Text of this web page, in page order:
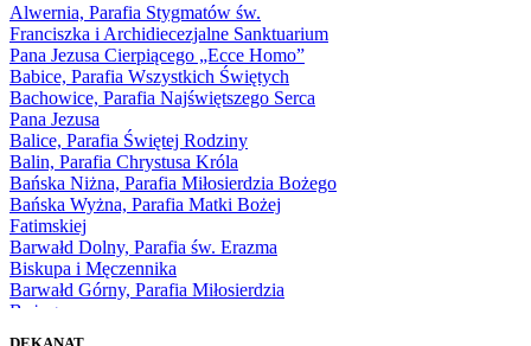
1968
1969
1970
1971
1972
1973
1974
1975
1976
1977
1978
1979
1980
1981
1983
Alwernia, Parafia Stygmatów św.
Franciszka i Archidiecezjalne Sanktuarium
Pana Jezusa Cierpiącego „Ecce Homo”
Babice, Parafia Wszystkich Świętych
Bachowice, Parafia Najświętszego Serca
Pana Jezusa
Balice, Parafia Świętej Rodziny
Balin, Parafia Chrystusa Króla
Bańska Niżna, Parafia Miłosierdzia Bożego
Bańska Wyżna, Parafia Matki Bożej
Fatimskiej
Barwałd Dolny, Parafia św. Erazma
Biskupa i Męczennika
Barwałd Górny, Parafia Miłosierdzia
Bożego